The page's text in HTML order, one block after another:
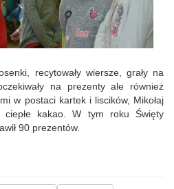
recytowały wiersze, grały na
na prezenty ale również
w postaci kartek i liscików, Mikołaj
ciepłe kakao. W tym roku Święty
90 prezentów.